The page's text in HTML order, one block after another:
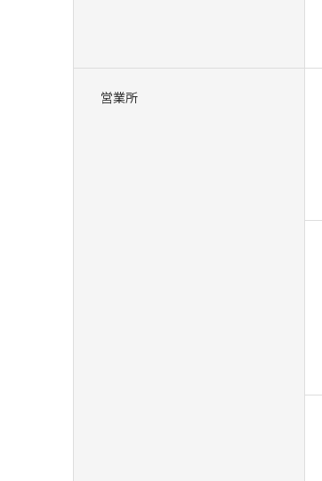
営業所